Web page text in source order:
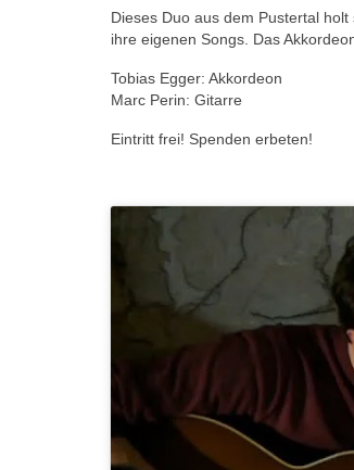
Dieses Duo aus dem Pustertal
ihre eigenen Songs. Das
Tobias Egger: Akkordeon
Marc Perin: Gitarre
Eintritt frei! Spenden erbeten!